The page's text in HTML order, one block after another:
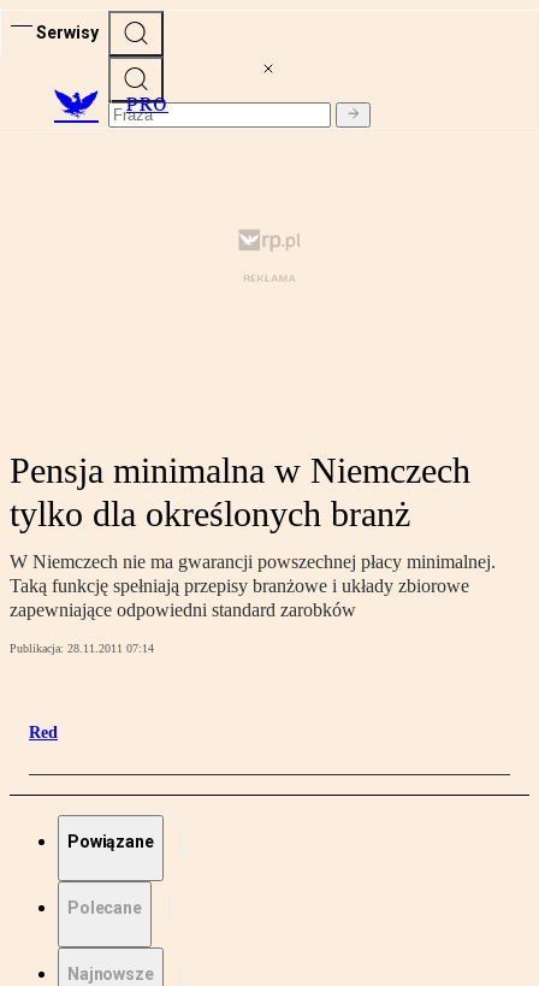
Serwisy
PRO
Pensja minimalna w Niemczech
tylko dla określonych branż
W Niemczech nie ma gwarancji powszechnej płacy minimalnej.
Taką funkcję spełniają przepisy branżowe i układy zbiorowe
zapewniające odpowiedni standard zarobków
Publikacja: 28.11.2011 07:14
Red
Powiązane
Polecane
Najnowsze